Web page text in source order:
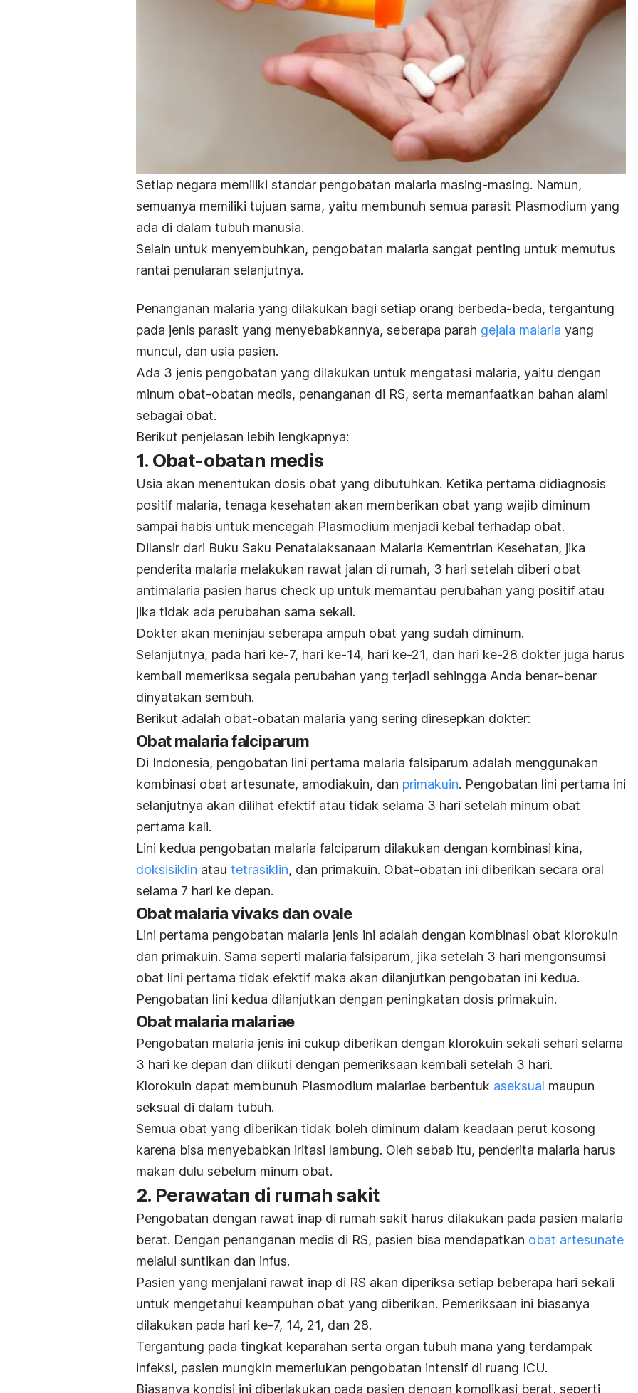
Setiap negara memiliki standar pengobatan malaria masing-masing. Namun,
semuanya memiliki tujuan sama, yaitu membunuh semua parasit Plasmodium yang
ada di dalam tubuh manusia.
Selain untuk menyembuhkan, pengobatan malaria sangat penting untuk memutus
rantai penularan selanjutnya.
Penanganan malaria yang dilakukan bagi setiap orang berbeda-beda, tergantung
pada jenis parasit yang menyebabkannya, seberapa parah gejala malaria yang
muncul, dan usia pasien.
Ada 3 jenis pengobatan yang dilakukan untuk mengatasi malaria, yaitu dengan
minum obat-obatan medis, penanganan di RS, serta memanfaatkan bahan alami
sebagai obat.
Berikut penjelasan lebih lengkapnya:
1. Obat-obatan medis
Usia akan menentukan dosis obat yang dibutuhkan. Ketika pertama didiagnosis
positif malaria, tenaga kesehatan akan memberikan obat yang wajib diminum
sampai habis untuk mencegah Plasmodium menjadi kebal terhadap obat.
Dilansir dari Buku Saku Penatalaksanaan Malaria Kementrian Kesehatan, jika
penderita malaria melakukan rawat jalan di rumah, 3 hari setelah diberi obat
antimalaria pasien harus check up untuk memantau perubahan yang positif atau
jika tidak ada perubahan sama sekali.
Dokter akan meninjau seberapa ampuh obat yang sudah diminum.
Selanjutnya, pada hari ke-7, hari ke-14, hari ke-21, dan hari ke-28 dokter juga harus
kembali memeriksa segala perubahan yang terjadi sehingga Anda benar-benar
dinyatakan sembuh.
Berikut adalah obat-obatan malaria yang sering diresepkan dokter:
Obat malaria falciparum
Di Indonesia, pengobatan lini pertama malaria falsiparum adalah menggunakan
kombinasi obat artesunate, amodiakuin, dan primakuin. Pengobatan lini pertama ini
selanjutnya akan dilihat efektif atau tidak selama 3 hari setelah minum obat
pertama kali.
Lini kedua pengobatan malaria falciparum dilakukan dengan kombinasi kina,
doksisiklin atau tetrasiklin, dan primakuin. Obat-obatan ini diberikan secara oral
selama 7 hari ke depan.
Obat malaria vivaks dan ovale
Lini pertama pengobatan malaria jenis ini adalah dengan kombinasi obat klorokuin
dan primakuin. Sama seperti malaria falsiparum, jika setelah 3 hari mengonsumsi
obat lini pertama tidak efektif maka akan dilanjutkan pengobatan ini kedua.
Pengobatan lini kedua dilanjutkan dengan peningkatan dosis primakuin.
Obat malaria malariae
Pengobatan malaria jenis ini cukup diberikan dengan klorokuin sekali sehari selama
3 hari ke depan dan diikuti dengan pemeriksaan kembali setelah 3 hari.
Klorokuin dapat membunuh Plasmodium malariae berbentuk aseksual maupun
seksual di dalam tubuh.
Semua obat yang diberikan tidak boleh diminum dalam keadaan perut kosong
karena bisa menyebabkan iritasi lambung. Oleh sebab itu, penderita malaria harus
makan dulu sebelum minum obat.
2. Perawatan di rumah sakit
Pengobatan dengan rawat inap di rumah sakit harus dilakukan pada pasien malaria
berat. Dengan penanganan medis di RS, pasien bisa mendapatkan obat artesunate
melalui suntikan dan infus.
Pasien yang menjalani rawat inap di RS akan diperiksa setiap beberapa hari sekali
untuk mengetahui keampuhan obat yang diberikan. Pemeriksaan ini biasanya
dilakukan pada hari ke-7, 14, 21, dan 28.
Tergantung pada tingkat keparahan serta organ tubuh mana yang terdampak
infeksi, pasien mungkin memerlukan pengobatan intensif di ruang ICU.
Biasanya kondisi ini diberlakukan pada pasien dengan komplikasi berat, seperti